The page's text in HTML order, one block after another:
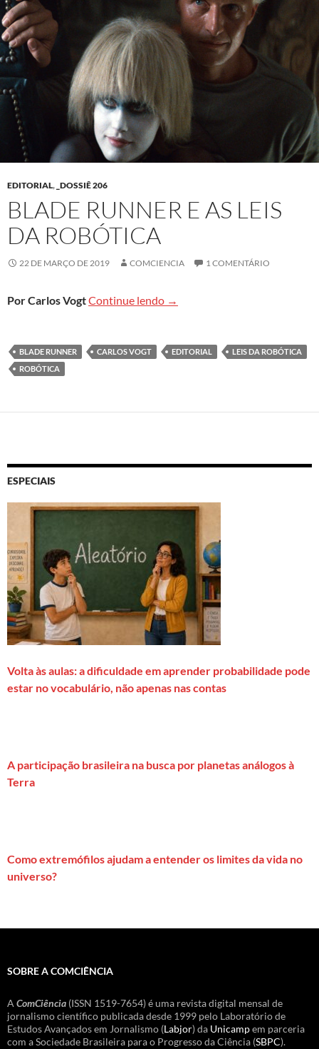
EDITORIAL, _DOSSIÊ 206
BLADE RUNNER E AS LEIS
DA ROBÓTICA
22 DE MARÇO DE 2019 COMCIENCIA 1 COMENTÁRIO
Por Carlos VogtContinue lendo Blade runner e as Leis da
→
BLADE RUNNER CARLOS VOGT EDITORIAL
LEIS DA ROBÓTICA
ROBÓTICA
ESPECIAIS
Volta às aulas: a dificuldade em aprender probabilidade pode
estar no vocabulário, não apenas nas contas
A participação brasileira na busca por planetas análogos à
Terra
Como extremófilos ajudam a entender os limites da vida no
universo?
SOBRE A COMCIÊNCIA
A ComCiência (ISSN 1519-7654) é uma revista digital mensal de
jornalismo científico publicada desde 1999 pelo Laboratório de
Estudos Avançados em Jornalismo (Labjor) da Unicampem parceria
com a Sociedade Brasileira para o Progresso da Ciência (SBPC).